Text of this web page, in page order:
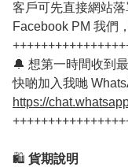
客戶可先直接網站
Facebook PM 我們
🔔 想第一時間收到
快啲加入我哋
https://
🛍️ 貨期說明